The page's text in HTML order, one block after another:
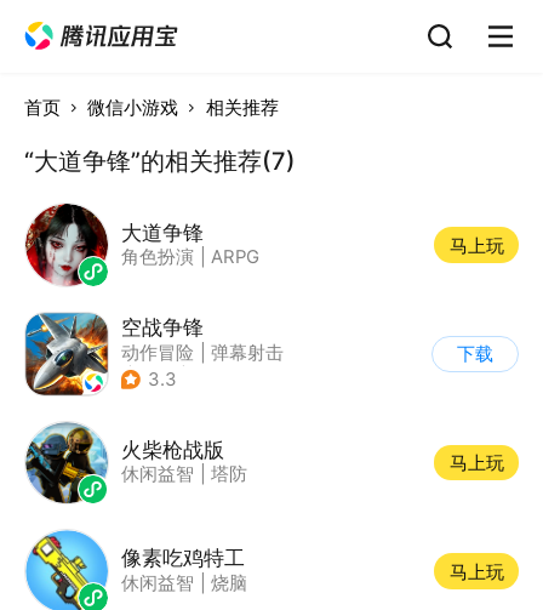
首页 微信小游戏 相关推荐
“大道争锋”的相关推荐(7)
大道争锋
角色扮演 ARPG
马上玩
空战争锋
动作冒险
弹幕射击
| 空战
3.3
下载
火柴枪战版
休闲益智 塔防
马上玩
像素吃鸡特工
休闲益智 烧脑
马上玩